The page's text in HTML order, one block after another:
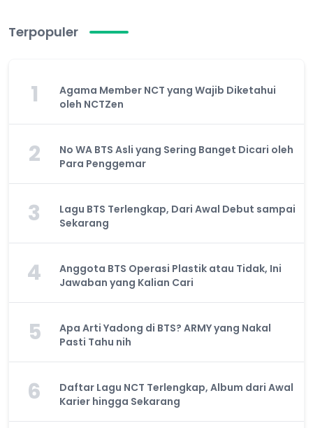
Terpopuler
1
Agama Member NCT yang Wajib Diketahui
oleh NCTZen
2
No WA BTS Asli yang Sering Banget Dicari oleh
Para Penggemar
3
Lagu BTS Terlengkap, Dari Awal Debut sampai
Sekarang
4
Anggota BTS Operasi Plastik atau Tidak, Ini
Jawaban yang Kalian Cari
5
Apa Arti Yadong di BTS? ARMY yang Nakal
Pasti Tahu nih
6
Daftar Lagu NCT Terlengkap, Album dari Awal
Karier hingga Sekarang